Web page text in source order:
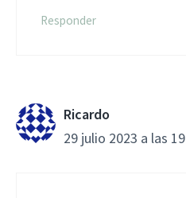
Responder
Ricardo
29 julio 2023 a las